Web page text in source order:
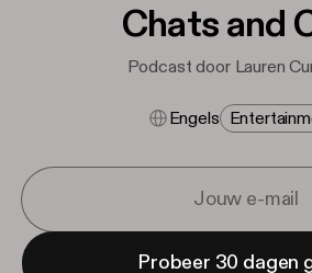
Chats and
Podcast door Lauren
Engels
Probeer 30 dagen